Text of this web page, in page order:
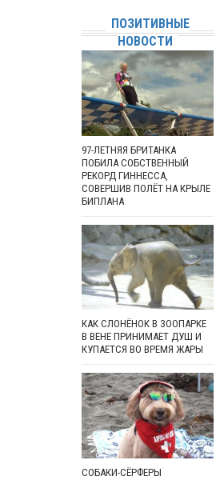
ПОЗИТИВНЫЕ
НОВОСТИ
97-ЛЕТНЯЯ БРИТАНКА
ПОБИЛА СОБСТВЕННЫЙ
РЕКОРД ГИННЕССА,
СОВЕРШИВ ПОЛЁТ НА КРЫЛЕ
БИПЛАНА
КАК СЛОНЁНОК В ЗООПАРКЕ
В ВЕНЕ ПРИНИМАЕТ ДУШ И
КУПАЕТСЯ ВО ВРЕМЯ ЖАРЫ
СОБАКИ-СЁРФЕРЫ